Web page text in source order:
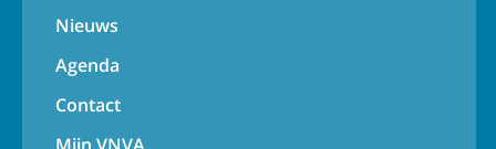
Nieuws
Agenda
Contact